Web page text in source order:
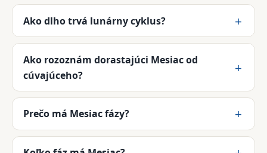
Ako dlho trvá lunárny cyklus?
Ako rozoznám dorastajúci Mesiac od
cúvajúceho?
Prečo má Mesiac fázy?